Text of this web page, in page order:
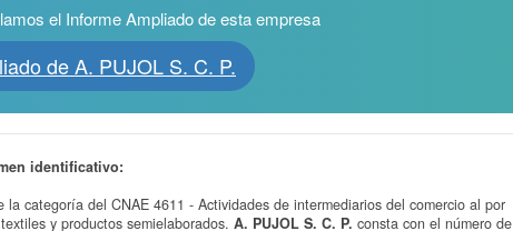
el Informe Ampliado de esta empresa
de A. PUJOL S. C. P.
identificativo:
la categoría del CNAE 4611 - Actividades de intermediarios del comercio al por
y productos semielaborados. A. PUJOL S. C. P. consta con el número de